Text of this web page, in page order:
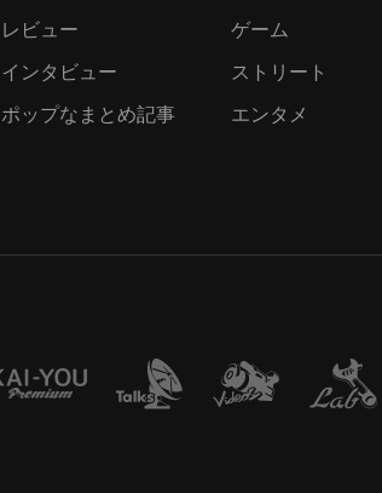
レビュー
インタビュー
ポップなまとめ記事
ゲーム
ストリート
エンタメ